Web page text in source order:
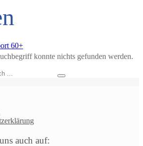
60+
konnte nichts gefunden werden.
auch auf: